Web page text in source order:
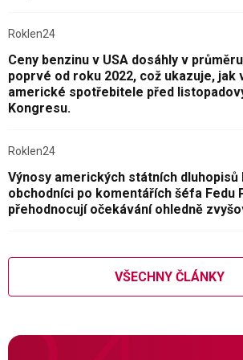
Roklen24
Ceny benzinu v USA dosáhly v
poprvé od roku 2022, což ukazuje, jak
americké spotřebitele před
Kongresu.
Roklen24
Výnosy amerických státních
obchodníci po komentářích šéfa Fedu
přehodnocují očekávání ohledně
VŠECHNY ČLÁNKY